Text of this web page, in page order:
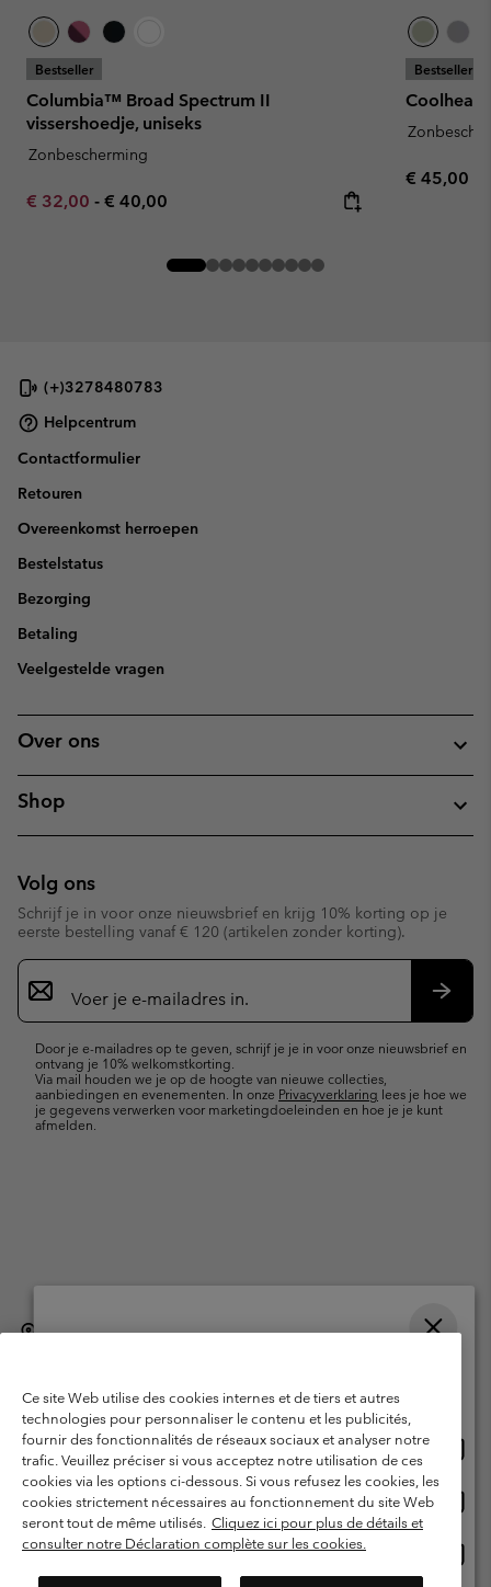
Bestseller
Columbia™ Broad Spectrum II
vissershoedje, uniseks
Zonbescherming
Minimum sale price:
€ 32,00 - Maximum price:
€ 40,00
Bestseller
Regular
€ 45,00
(+)3278480783
Helpcentrum
Contactformulier
Retouren
Overeenkomst herroepen
Bestelstatus
Bezorging
Betaling
Veelgestelde vragen
Over ons
Shop
Volg ons
Schrijf je in voor onze nieuwsbrief en krijg 10% korting op je
eerste bestelling vanaf € 120 (artikelen zonder korting).
Aanmelden
voor
e-
Door je e-mailadres op te geven, schrijf je je in voor onze nieuwsbrief en
ontvang je 10% welkomstkorting.
Via mail houden we je op de hoogte van nieuwe collecties,
aanbiedingen en evenementen. In onze Privacyverklaring lees je hoe we
je gegevens verwerken voor marketingdoeleinden en hoe je je kunt
afmelden.
België (Nederlands) | English ›| français ›
Gebruiksvoorwaarden
Verkoopvoorwaarden
Garantie
Privacybeleid
Gebruiksvoorwaarden voor lidmaatschap
Voorwaarden voor door gebruikers gegenereerde inhoud
Impressum
Cookies
Ce site Web utilise des cookies internes et de tiers et autres
technologies pour personnaliser le contenu et les publicités,
fournir des fonctionnalités de réseaux sociaux et analyser notre
trafic. Veuillez préciser si vous acceptez notre utilisation de ces
cookies via les options ci-dessous. Si vous refusez les cookies, les
cookies strictement nécessaires au fonctionnement du site Web
seront tout de même utilisés. Cliquez ici pour plus de détails et
consulter notre Déclaration complète sur les cookies.
Online shoppen beschikbaar
United States
Belgium-English
Belgium-Français